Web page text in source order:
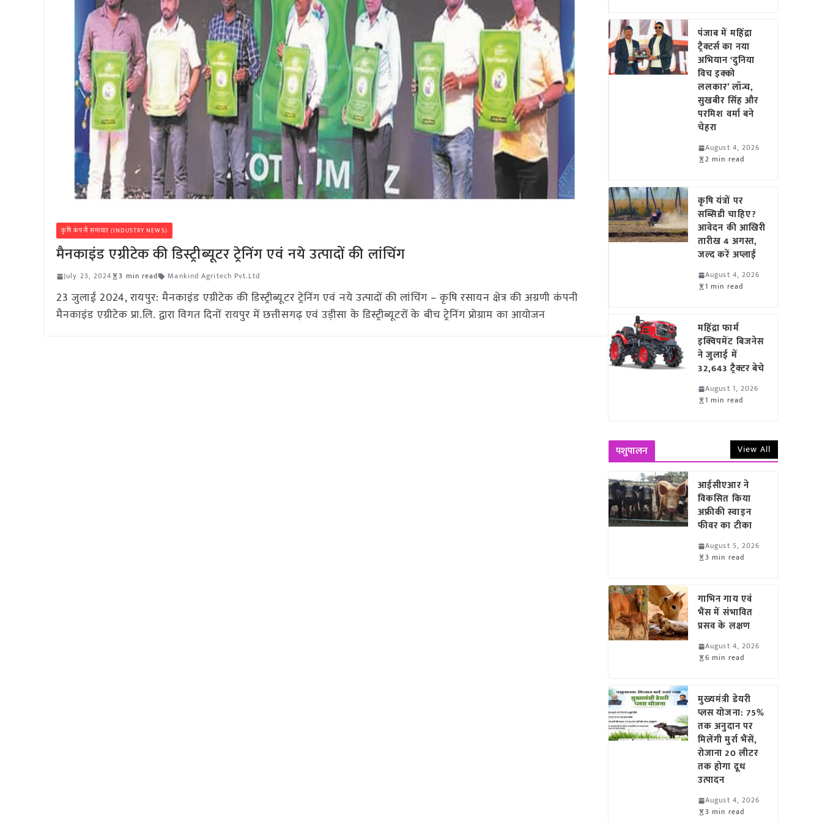
कृषि कंपनी समाचार (INDUSTRY NEWS)
मैनकाइंड एग्रीटेक की डिस्ट्रीब्यूटर ट्रेनिंग एवं नये उत्पादों की लांचिंग
July 23, 2024 3 min read Mankind Agritech Pvt.Ltd
23 जुलाई 2024, रायपुर: मैनकाइंड एग्रीटेक की डिस्ट्रीब्यूटर ट्रेनिंग एवं नये उत्पादों की लांचिंग – कृषि रसायन क्षेत्र की अग्रणी कंपनी
मैनकाइंड एग्रीटेक प्रा.लि. द्वारा विगत दिनों रायपुर में छत्तीसगढ़ एवं उड़ीसा के डिस्ट्रीब्यूटरों के बीच ट्रेनिंग प्रोग्राम का आयोजन
पंजाब में महिंद्रा
ट्रैक्टर्स का नया
अभियान ‘दुनिया
विच इक्को
ललकार’ लॉन्च,
सुखबीर सिंह और
परमिश वर्मा बने
चेहरा
August 4, 2026
2 min read
कृषि यंत्रों पर
सब्सिडी चाहिए?
आवेदन की आखिरी
तारीख 4 अगस्त,
जल्द करें अप्लाई
August 4, 2026
1 min read
महिंद्रा फार्म
इक्विपमेंट बिजनेस
ने जुलाई में
32,643 ट्रैक्टर बेचे
August 1, 2026
1 min read
पशुपालन View All
आईसीएआर ने
विकसित किया
अफ्रीकी स्वाइन
फीवर का टीका
August 5, 2026
3 min read
गाभिन गाय एवं
भैंस में संभावित
प्रसव के लक्षण
August 4, 2026
6 min read
मुख्यमंत्री डेयरी
प्लस योजना: 75%
तक अनुदान पर
मिलेंगी मुर्रा भैंसें,
रोजाना 20 लीटर
तक होगा दूध
उत्पादन
August 4, 2026
3 min read